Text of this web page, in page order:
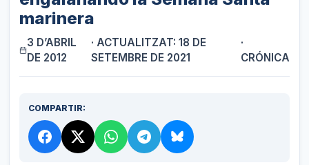
marinera
3 D’ABRIL
DE 2012
· ACTUALITZAT: 18 DE
SETEMBRE DE 2021
·
CRÓNICA
COMPARTIR: